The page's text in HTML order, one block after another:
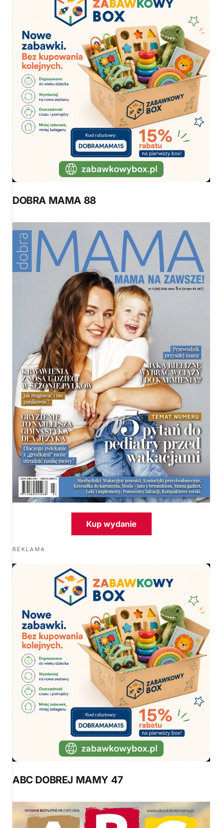
DOBRA MAMA 88
Kup wydanie
REKLAMA
ABC DOBREJ MAMY 47